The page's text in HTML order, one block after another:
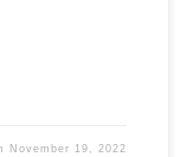
November 19, 2022